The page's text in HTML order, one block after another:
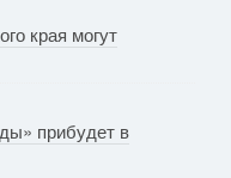
края могут
прибудет в